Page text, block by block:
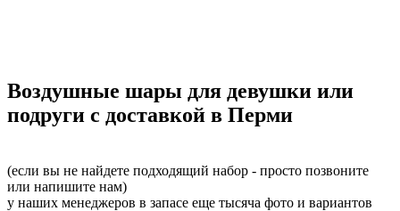
Воздушные шары для девушки или
подруги с доставкой в Перми
(если вы не найдете подходящий набор - просто позвоните
или напишите нам)
у наших менеджеров в запасе еще тысяча фото и вариантов